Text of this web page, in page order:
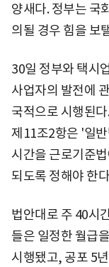
양새다. 정부는 국
의될 경우 힘을 보
30일 정부와 택시
사업자의 발전에
국적으로 시행된
제11조2항은 '일
시간을 근로기준
되도록 정해야 한
법안대로 주 40시
들은 일정한 월급
시행됐고, 공포 5